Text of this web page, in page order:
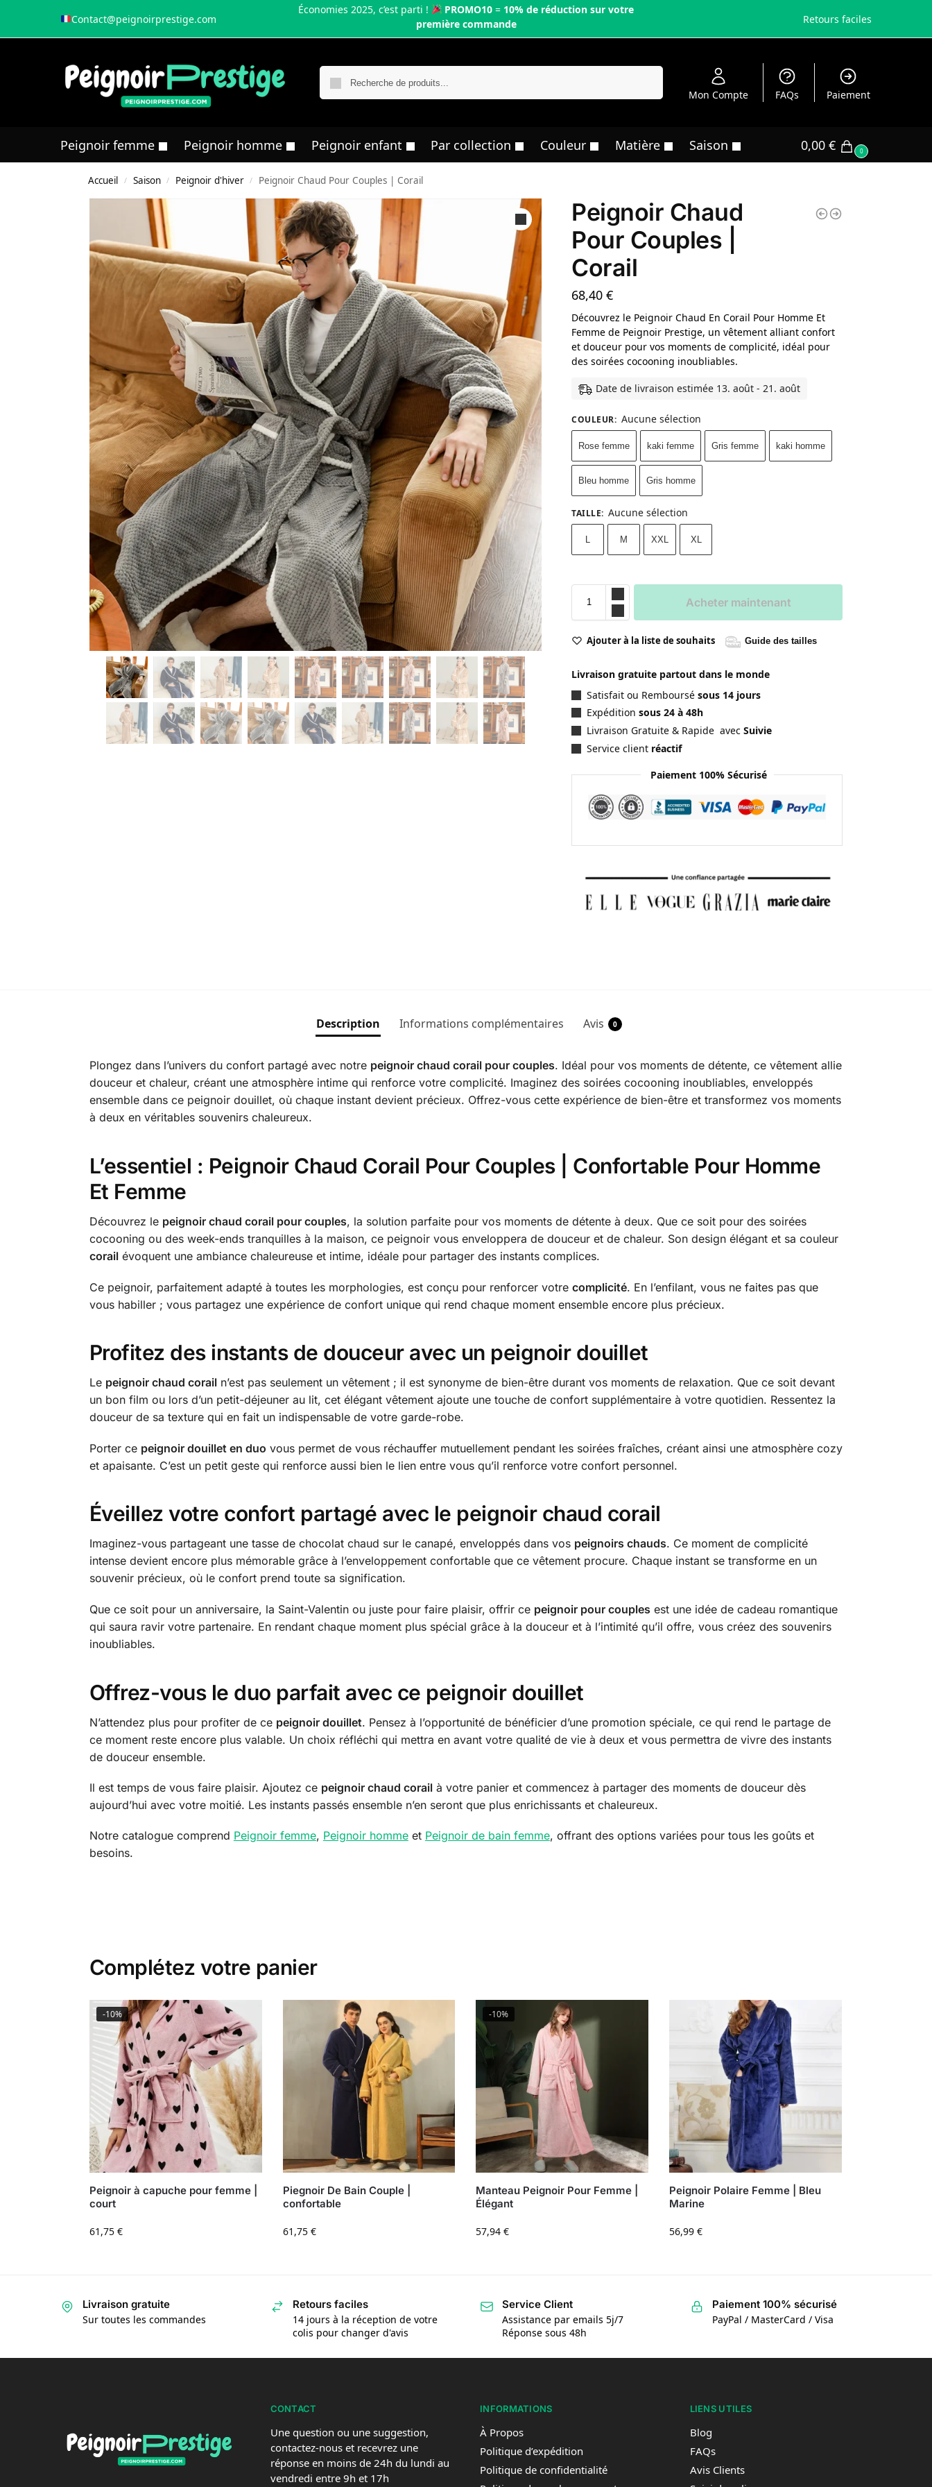
Contact@peignoirprestige.com
Économies 2025, c’est parti ! PROMO10 = 10% de réduction sur votre
première commande
Retours faciles
Mon Compte FAQs Paiement
Peignoir femme Peignoir homme Peignoir enfant Par collection Couleur Matière Saison 0,00 € 0
Accueil / Saison / Peignoir d'hiver / Peignoir Chaud Pour Couples | Corail
Peignoir Chaud
Pour Couples |
Corail
68,40€
Découvrez le Peignoir Chaud En Corail Pour Homme Et
Femme de Peignoir Prestige, un vêtement alliant confort
et douceur pour vos moments de complicité, idéal pour
des soirées cocooning inoubliables.
Date de livraison estimée 13. août - 21. août
COULEUR: Aucune sélection
Rose femme kaki femme Gris femme kaki homme
Bleu homme Gris homme
TAILLE: Aucune sélection
M XXL XL
Acheter maintenant
Ajouter à la liste de souhaits Guide des tailles
Livraison gratuite partout dans le monde
Satisfait ou Remboursésous 14 jours
Expédition sous 24 à 48h
Livraison Gratuite & Rapide avecSuivie
Service client réactif
Paiement 100% Sécurisé
Description Informations complémentaires Avis 0
Plongez dans l’univers du confort partagé avec notre peignoir chaud corail pour couples. Idéal pour vos moments de détente, ce vêtement allie
douceur et chaleur, créant une atmosphère intime qui renforce votre complicité. Imaginez des soirées cocooning inoubliables, enveloppés
ensemble dans ce peignoir douillet, où chaque instant devient précieux. Offrez-vous cette expérience de bien-être et transformez vos moments
à deux en véritables souvenirs chaleureux.
L’essentiel : Peignoir Chaud Corail Pour Couples | Confortable Pour Homme
Et Femme
Découvrez le peignoir chaud corail pour couples, la solution parfaite pour vos moments de détente à deux. Que ce soit pour des soirées
cocooning ou des week-ends tranquilles à la maison, ce peignoir vous enveloppera de douceur et de chaleur. Son design élégant et sa couleur
corailévoquent une ambiance chaleureuse et intime, idéale pour partager des instants complices.
Ce peignoir, parfaitement adapté à toutes les morphologies, est conçu pour renforcer votre complicité. En l’enfilant, vous ne faites pas que
vous habiller ; vous partagez une expérience de confort unique qui rend chaque moment ensemble encore plus précieux.
Profitez des instants de douceur avec un peignoir douillet
Le peignoir chaud corailn’est pas seulement un vêtement ; il est synonyme de bien-être durant vos moments de relaxation. Que ce soit devant
un bon film ou lors d’un petit-déjeuner au lit, cet élégant vêtement ajoute une touche de confort supplémentaire à votre quotidien. Ressentez la
douceur de sa texture qui en fait un indispensable de votre garde-robe.
Porter ce peignoir douillet en duo vous permet de vous réchauffer mutuellement pendant les soirées fraîches, créant ainsi une atmosphère cozy
et apaisante. C’est un petit geste qui renforce aussi bien le lien entre vous qu’il renforce votre confort personnel.
Éveillez votre confort partagé avec le peignoir chaud corail
Imaginez-vous partageant une tasse de chocolat chaud sur le canapé, enveloppés dans vos peignoirs chauds. Ce moment de complicité
intense devient encore plus mémorable grâce à l’enveloppement confortable que ce vêtement procure. Chaque instant se transforme en un
souvenir précieux, où le confort prend toute sa signification.
Que ce soit pour un anniversaire, la Saint-Valentin ou juste pour faire plaisir, offrir ce peignoir pour couples est une idée de cadeau romantique
qui saura ravir votre partenaire. En rendant chaque moment plus spécial grâce à la douceur et à l’intimité qu’il offre, vous créez des souvenirs
inoubliables.
Offrez-vous le duo parfait avec ce peignoir douillet
N’attendez plus pour profiter de ce peignoir douillet. Pensez à l’opportunité de bénéficier d’une promotion spéciale, ce qui rend le partage de
ce moment reste encore plus valable. Un choix réfléchi qui mettra en avant votre qualité de vie à deux et vous permettra de vivre des instants
de douceur ensemble.
Il est temps de vous faire plaisir. Ajoutez ce peignoir chaud corailà votre panier et commencez à partager des moments de douceur dès
aujourd’hui avec votre moitié. Les instants passés ensemble n’en seront que plus enrichissants et chaleureux.
Notre catalogue comprend Peignoir femme, Peignoir hommeet Peignoir de bain femme, offrant des options variées pour tous les goûts et
besoins.
Complétez votre panier
-10%
Peignoir à capuche pour femme |
court
61,75 €
Piegnoir De Bain Couple |
confortable
61,75 €
-10%
Manteau Peignoir Pour Femme |
Élégant
57,94€
Peignoir Polaire Femme | Bleu
Marine
56,99€
Livraison gratuite
Sur toutes les commandes
Retours faciles
14 jours à la réception de votre
colis pour changer d'avis
Service Client
Assistance par emails 5j/7
Réponse sous 48h
Paiement 100% sécurisé
PayPal / MasterCard / Visa
CONTACT
Une question ou une suggestion,
contactez-nous et recevrez une
réponse en moins de 24h du lundi au
vendredi entre 9h et 17h
INFORMATIONS
À Propos
Politique d’expédition
Politique de confidentialité
LIENS UTILES
Blog
FAQs
Avis Clients